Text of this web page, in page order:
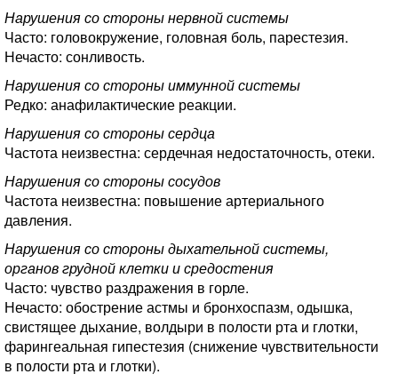
Нарушения со стороны нервной системы
Часто: головокружение, головная боль, парестезия.
Нечасто: сонливость.
Нарушения со стороны иммунной системы
Редко: анафилактические реакции.
Нарушения со стороны сердца
Частота неизвестна: сердечная недостаточность, отеки.
Нарушения со стороны сосудов
Частота неизвестна: повышение артериального
давления.
Нарушения со стороны дыхательной системы,
органов грудной клетки и средостения
Часто: чувство раздражения в горле.
Нечасто: обострение астмы и бронхоспазм, одышка,
свистящее дыхание, волдыри в полости рта и глотки,
фарингеальная гипестезия (снижение чувствительности
в полости рта и глотки).